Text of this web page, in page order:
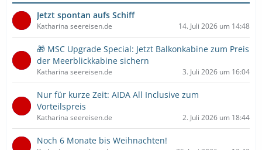
Jetzt spontan aufs Schiff
Katharina seereisen.de 14. Juli 2026 um 14:48
🎁 MSC Upgrade Special: Jetzt Balkonkabine zum Preis
der Meerblickkabine sichern
Katharina seereisen.de 3. Juli 2026 um 16:04
Nur für kurze Zeit: AIDA All Inclusive zum
Vorteilspreis
Katharina seereisen.de 2. Juli 2026 um 18:44
Noch 6 Monate bis Weihnachten!